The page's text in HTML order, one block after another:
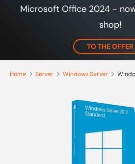
Microsoft Office 2024 -
shop!
TO THE OFFER
Home Server Windows Server
Skip to product information